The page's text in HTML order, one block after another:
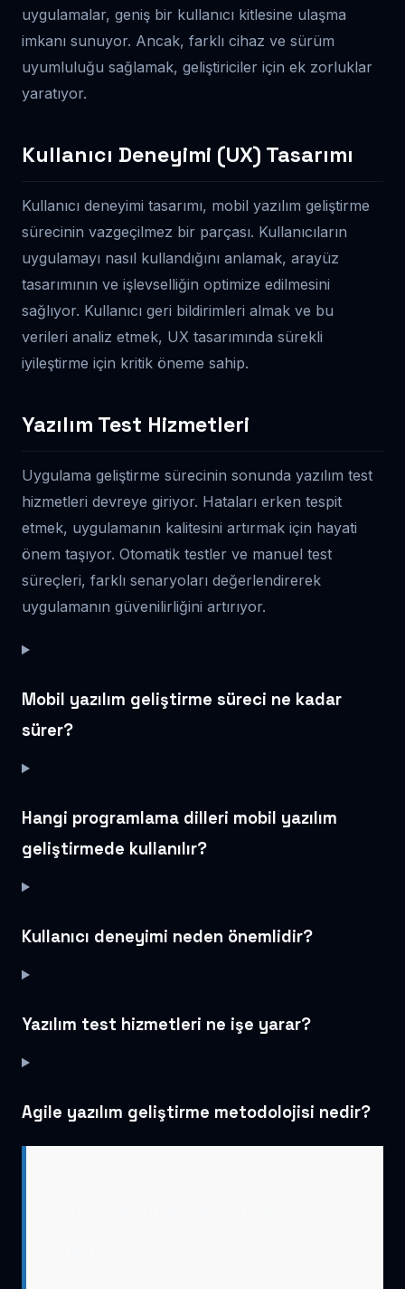
uygulamalar, geniş bir kullanıcı kitlesine ulaşma
imkanı sunuyor. Ancak, farklı cihaz ve sürüm
uyumluluğu sağlamak, geliştiriciler için ek zorluklar
yaratıyor.
Kullanıcı Deneyimi (UX) Tasarımı
Kullanıcı deneyimi tasarımı, mobil yazılım geliştirme
sürecinin vazgeçilmez bir parçası. Kullanıcıların
uygulamayı nasıl kullandığını anlamak, arayüz
tasarımının ve işlevselliğin optimize edilmesini
sağlıyor. Kullanıcı geri bildirimleri almak ve bu
verileri analiz etmek, UX tasarımında sürekli
iyileştirme için kritik öneme sahip.
Yazılım Test Hizmetleri
Uygulama geliştirme sürecinin sonunda yazılım test
hizmetleri devreye giriyor. Hataları erken tespit
etmek, uygulamanın kalitesini artırmak için hayati
önem taşıyor. Otomatik testler ve manuel test
süreçleri, farklı senaryoları değerlendirerek
uygulamanın güvenilirliğini artırıyor.
Mobil yazılım geliştirme süreci ne kadar
sürer?
Hangi programlama dilleri mobil yazılım
geliştirmede kullanılır?
Kullanıcı deneyimi neden önemlidir?
Yazılım test hizmetleri ne işe yarar?
Agile yazılım geliştirme metodolojisi nedir?